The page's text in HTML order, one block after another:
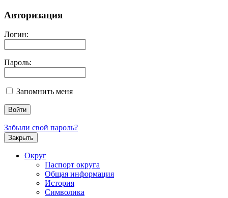
Авторизация
Логин:
Пароль:
Запомнить меня
Забыли свой пароль?
Закрыть
Округ
Паспорт округа
Общая информация
История
Символика